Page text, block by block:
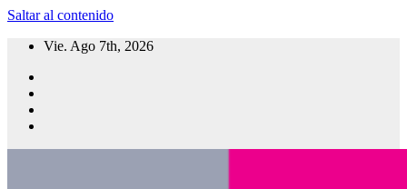
Saltar al contenido
Vie. Ago 7th, 2026